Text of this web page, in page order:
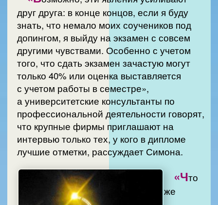
друг друга: в конце концов, если я буду
знать, что немало моих соучеников под
допингом, я выйду на экзамен с совсем
другими чувствами. Особенно с учетом
того, что сдать экзамен зачастую могут
только 40% или оценка выставляется
с учетом работы в семестре»,
а университетские консультанты по
профессиональной деятельности говорят,
что крупные фирмы приглашают на
интервью только тех, у кого в дипломе
лучшие отметки, рассуждает Симона.
«Что
же